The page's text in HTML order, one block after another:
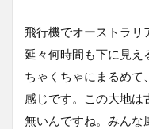
飛行機でオーストラリ
延々何時間も下に見え
ちゃくちゃにまるめて
感じです。この大地は
無いんですね。みんな